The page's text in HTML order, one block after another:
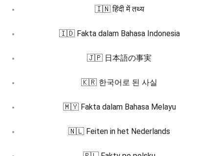
🇮🇳 हिंदी में तथ्य
🇮🇩 Fakta dalam Bahasa Indonesia
🇯🇵 日本語の事実
🇰🇷 한국어로 된 사실
🇲🇾 Fakta dalam Bahasa Melayu
🇳🇱 Feiten in het Nederlands